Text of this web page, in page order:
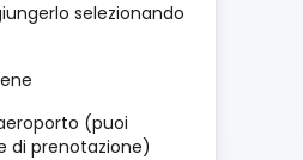
selezionando
(puoi
di prenotazione)